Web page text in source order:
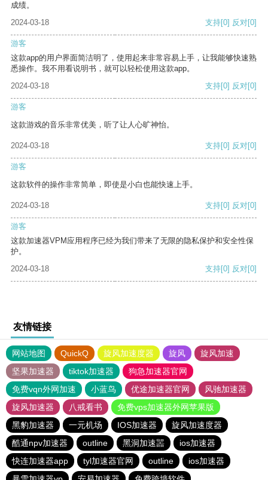
成绩。
2024-03-18
支持[0] 反对[0]
游客
这款app的用户界面简洁明了，使用起来非常容易上手，让我能够快速熟
悉操作。我不用看说明书，就可以轻松使用这款app。
2024-03-18
支持[0] 反对[0]
游客
这款游戏的音乐非常优美，听了让人心旷神怡。
2024-03-18 支持[0] 反对[0]
游客
这款软件的操作非常简单，即使是小白也能快速上手。
2024-03-18 支持[0] 反对[0]
游客
这款加速器VPM应用程序已经为我们带来了无限的隐私保护和安全性保
护。
2024-03-18
支持[0] 反对[0]
友情链接
网站地图 QuickQ 旋风加速度器 旋风
旋风加速
坚果加速器
tiktok加速器
狗急加速器官网
免费vqn外网加速
小蓝鸟 优途加速器官网
风驰加速器
旋风加速器
八戒看书
免费vps加速器外网苹果版
黑豹加速器
一元机场 IOS加速器
旋风加速度器
酷通npv加速器
outline 黑洞加速噐
ios加速器
快连加速器app
tyl加速器官网 outline
ios加速器